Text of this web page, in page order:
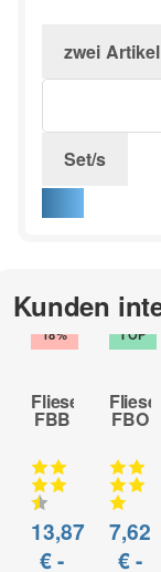
zwei Artikel
Set/s
Kunden
-
18%
Fliesenbohrer
FBB
13,87
€ -
TOP
FBO
7,62
€ -